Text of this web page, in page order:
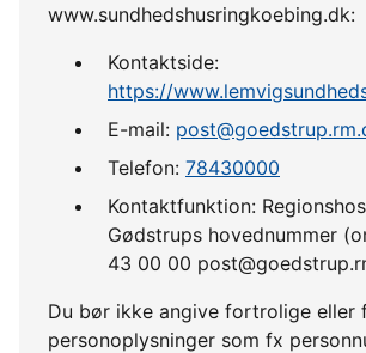
www.sundhedshusringkoebing.dk:
Kontaktside:
https://
E-mail:
Telefon: 78430000
Kontaktfunktion:
Gødstrups hovednummer
43 00 00
Du bør ikke angive fortrolige eller
personoplysninger som fx